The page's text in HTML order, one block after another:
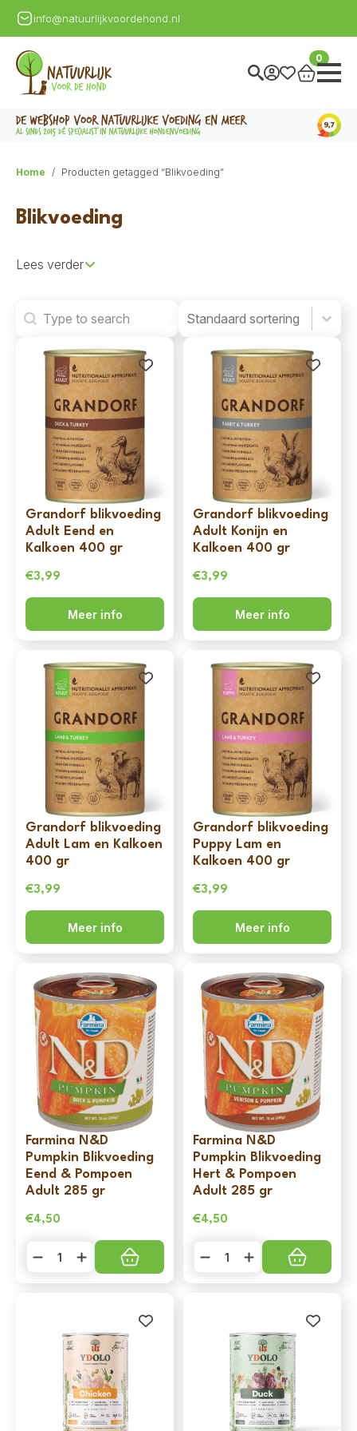
info@natuurlijkvoordehond.nl
0
Home Producten getagged “Blikvoeding”
Blikvoeding
Lees verder
Search Product Order
Product Order
Grandorf blikvoeding
Adult Eend en
Kalkoen 400 gr
€3,99
Meer info
Grandorf blikvoeding
Adult Konijn en
Kalkoen 400 gr
€3,99
Meer info
Grandorf blikvoeding
Adult Lam en Kalkoen
400 gr
€3,99
Meer info
Grandorf blikvoeding
Puppy Lam en
Kalkoen 400 gr
€3,99
Meer info
Farmina N&D
Pumpkin Blikvoeding
Eend & Pompoen
Adult 285 gr
€4,50
N&D
Blikvoeding
aantal
Farmina N&D
Pumpkin Blikvoeding
Hert & Pompoen
Adult 285 gr
€4,50
N&D
Blikvoeding
aantal